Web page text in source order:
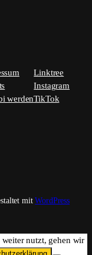
werden
Linktree
Instagram
TikTok
mitWordPress
nutzt, gehen wir